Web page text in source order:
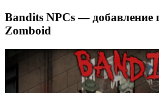
Bandits NPCs — добавление
Zomboid